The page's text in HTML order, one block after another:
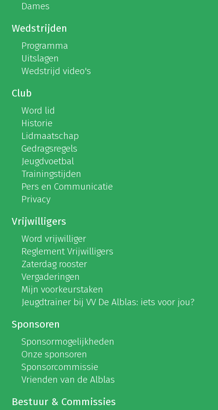
Dames
Wedstrijden
Programma
Uitslagen
Wedstrijd video's
Club
Word lid
Historie
Lidmaatschap
Gedragsregels
Jeugdvoetbal
Trainingstijden
Pers en Communicatie
Privacy
Vrijwilligers
Word vrijwilliger
Reglement Vrijwilligers
Zaterdag rooster
Vergaderingen
Mijn voorkeurstaken
Jeugdtrainer bij VV De Alblas: iets voor jou?
Sponsoren
Sponsormogelijkheden
Onze sponsoren
Sponsorcommissie
Vrienden van de Alblas
Bestuur & Commissies